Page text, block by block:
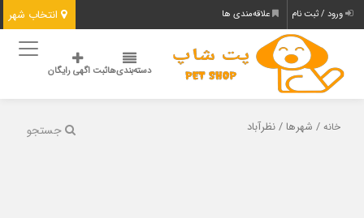
انتخاب شهر ورود / ثبت نام علاقه‌مندی ها
دسته‌بندی‌هاثبت اگهی رایگان
جستجو خانه / شهرها / نظرآباد